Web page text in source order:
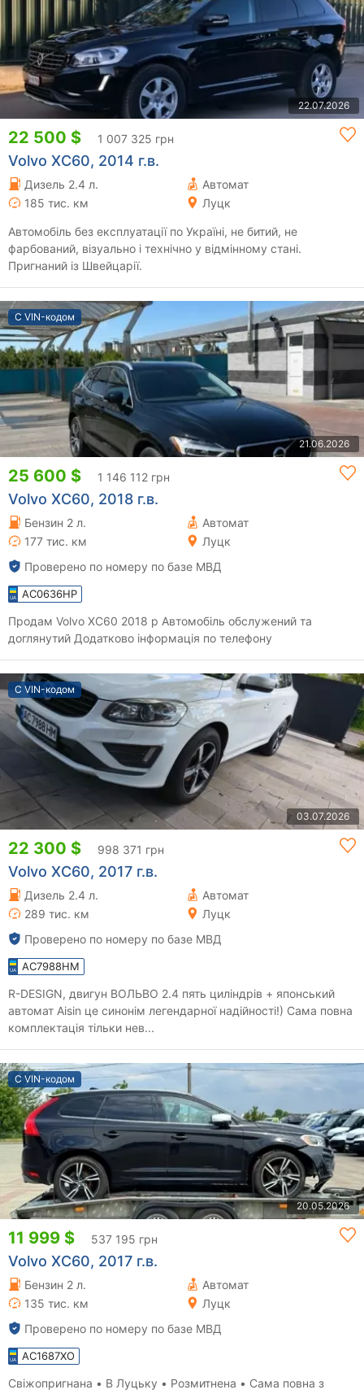
22.07.2026
22 500 $ 1 007 325 грн
Volvo XC60, 2014 г.в.
Дизель 2.4 л.
Автомат
185 тис. км
Луцк
Автомобіль без експлуатації по Україні, не битий, не
фарбований, візуально і технічно у відмінному стані.
Пригнаний із Швейцарії.
С VIN-кодом
21.06.2026
25 600 $ 1 146 112 грн
Volvo XC60, 2018 г.в.
Бензин 2 л.
Автомат
177 тис. км
Луцк
Проверено по номеру по базе МВД
AC0636HP
Продам Volvo XC60 2018 р Автомобіль обслужений та
доглянутий Додатково інформація по телефону
С VIN-кодом
03.07.2026
22 300 $ 998 371 грн
Volvo XC60, 2017 г.в.
Дизель 2.4 л.
Автомат
289 тис. км
Луцк
Проверено по номеру по базе МВД
AC7988HM
R-DESIGN, двигун ВОЛЬВО 2.4 пять циліндрів + японський
автомат Aisin це синонім легендарної надійності!) Сама повна
комплектація тільки нев...
С VIN-кодом
20.05.2026
11 999 $ 537 195 грн
Volvo XC60, 2017 г.в.
Бензин 2 л.
Автомат
135 тис. км
Луцк
Проверено по номеру по базе МВД
AC1687XO
Свіжопригнана • В Луцьку • Розмитнена • Сама повна з